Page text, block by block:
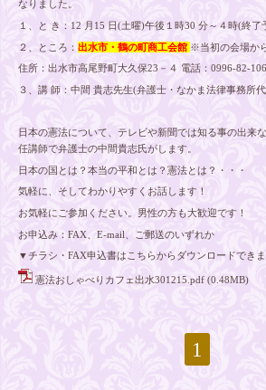
なりました。
１、と き：12 月15 日(土曜)午後１時30 分～４時(終了
２、ところ： 出水市・鶴の町商工会館 ※当初の会場か
住所：出水市高尾野町大久保23－４ 電話：0996-82-
３、講 師：中間 貴志先生(弁護士・なかま法律事務所
日本の憲法について、テレビや新聞では知る事の出来
任講師で弁護士の中間貴志氏がします。
日本の国とは？本当の平和とは？憲法とは？・・・
気軽に、そしてわかりやすくお話します！
お気軽にご参加ください。男性の方も大歓迎です！
お申込み：FAX、E-mail、ご郵送のいずれか
▼チラシ・FAX申込書はこちらからダウンロードでき
憲法おしゃべりカフェ出水301215.pdf (0.48MB)
1